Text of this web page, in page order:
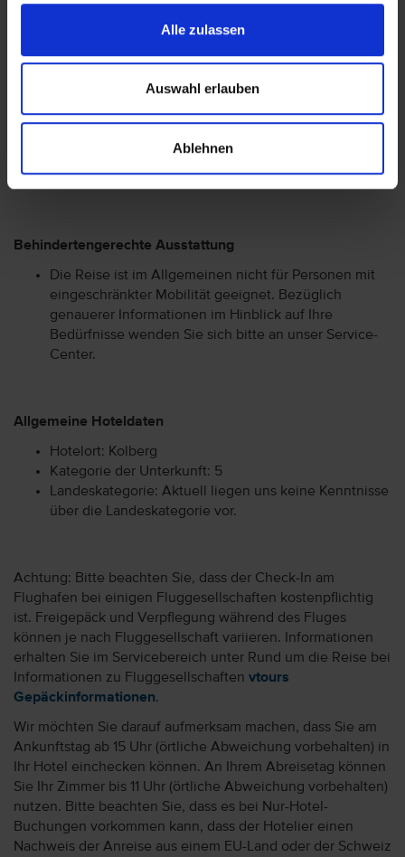
Alle zulassen
Auswahl erlauben
Ablehnen
Wohnen
Essen & Trinken
Behindertengerechte Ausstattung
Die Reise ist im Allgemeinen nicht für Personen mit
eingeschränkter Mobilität geeignet. Bezüglich
genauerer Informationen im Hinblick auf Ihre
Bedürfnisse wenden Sie sich bitte an unser Service-
Center.
Allgemeine Hoteldaten
Hotelort: Kolberg
Kategorie der Unterkunft: 5
Landeskategorie: Aktuell liegen uns keine Kenntnisse
über die Landeskategorie vor.
Achtung: Bitte beachten Sie, dass der Check-In am
Flughafen bei einigen Fluggesellschaften kostenpflichtig
ist. Freigepäck und Verpflegung während des Fluges
können je nach Fluggesellschaft variieren. Informationen
erhalten Sie im Servicebereich unter Rund um die Reise bei
Informationen zu Fluggesellschaften vtours
Gepäckinformationen.
Wir möchten Sie darauf aufmerksam machen, dass Sie am
Ankunftstag ab 15 Uhr (örtliche Abweichung vorbehalten) in
Ihr Hotel einchecken können. An Ihrem Abreisetag können
Sie Ihr Zimmer bis 11 Uhr (örtliche Abweichung vorbehalten)
nutzen. Bitte beachten Sie, dass es bei Nur-Hotel-
Buchungen vorkommen kann, dass der Hotelier einen
Nachweis der Anreise aus einem EU-Land oder der Schweiz